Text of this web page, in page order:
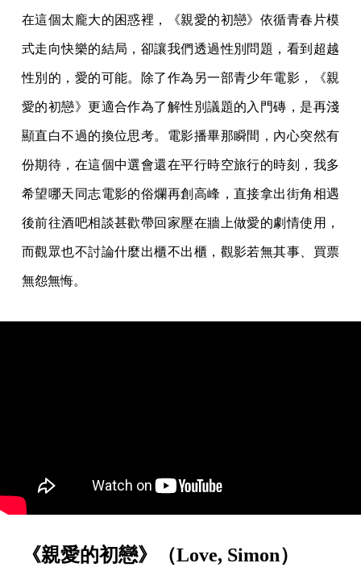
在這個太龐大的困惑裡，《親愛的初戀》依循青春片模
式走向快樂的結局，卻讓我們透過性別問題，看到超越
性別的，愛的可能。除了作為另一部青少年電影，《親
愛的初戀》更適合作為了解性別議題的入門磚，是再淺
顯直白不過的換位思考。電影播畢那瞬間，內心突然有
份期待，在這個中選會還在平行時空旅行的時刻，我多
希望哪天同志電影的俗爛再創高峰，直接拿出街角相遇
後前往酒吧相談甚歡帶回家壓在牆上做愛的劇情使用，
而觀眾也不討論什麼出櫃不出櫃，觀影若無其事、買票
無怨無悔。
《親愛的初戀》（Love, Simon）